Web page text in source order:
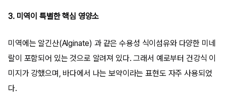
3. 미역이 특별한 핵심 영양소
미역에는 알긴산(Alginate) 과 같은 수용성 식이섬유와 다양한 미네
랄이 포함되어 있는 것으로 알려져 있다. 그래서 예로부터 건강식 이
미지가 강했으며, 바다에서 나는 보약이라는 표현도 자주 사용되었
다.